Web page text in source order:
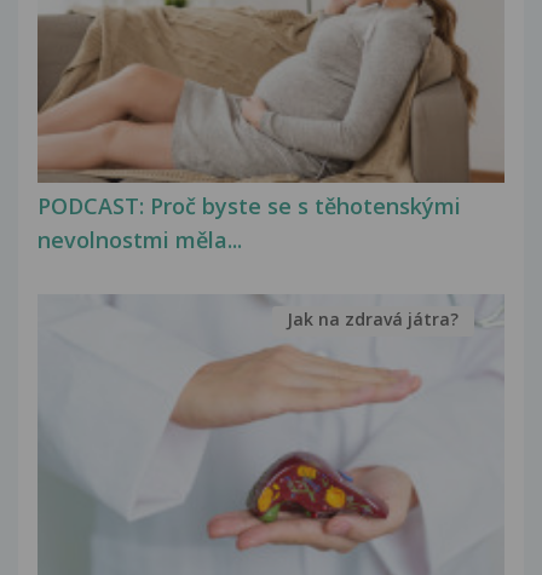
PODCAST: Proč byste se s těhotenskými
nevolnostmi měla...
Jak na zdravá játra?